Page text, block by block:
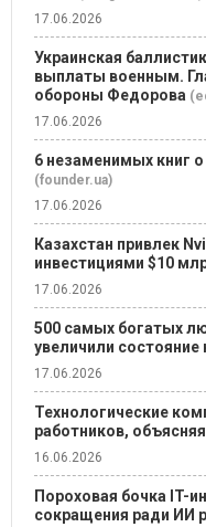
17.06.2026
Украинская
выплаты военным.
обороны Федорова
17.06.2026
6 незаменимых книг
(founder.ua)
17.06.2026
Казахстан привлек
инвестициями $10
17.06.2026
500 самых богатых
увеличили состояние
17.06.2026
Технологические
работников,
16.06.2026
Пороховая бочка IT-
сокращения ради ИИ